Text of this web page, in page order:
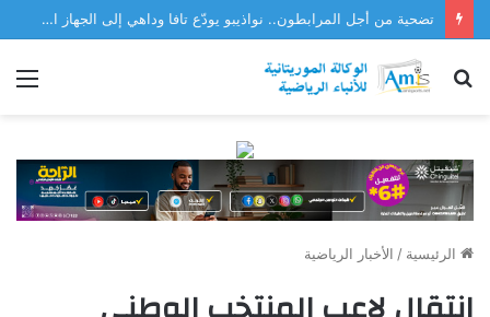
تضحية من أجل المرابطون.. نواذيبو يودّع تافا وداهي إلى الجهاز الفني للمنتخب
بحث
الرئيسية / الأخبار الرياضية